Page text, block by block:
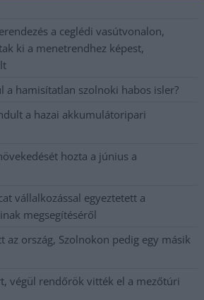
a ceglédi vasútvonalon,
ki a menetrendhez képest,
a hamisítatlan szolnoki habos isler?
a hazai akkumulátoripari
hozta a június a
vállalkozással egyeztetett a
megsegítéséről
ország, Szolnokon pedig egy másik
végül rendőrök vitték el a mezőtúri